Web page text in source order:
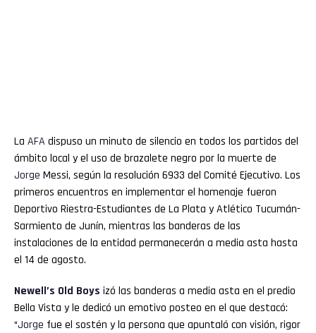
La AFA dispuso un minuto de silencio en todos los partidos del
ámbito local y el uso de brazalete negro por la muerte de
Jorge Messi, según la resolución 6933 del Comité Ejecutivo. Los
primeros encuentros en implementar el homenaje fueron
Deportivo Riestra-Estudiantes de La Plata y Atlético Tucumán-
Sarmiento de Junín, mientras las banderas de las
instalaciones de la entidad permanecerán a media asta hasta
el 14 de agosto.
Newell’s Old Boys izó las banderas a media asta en el predio
Bella Vista y le dedicó un emotivo posteo en el que destacó:
“Jorge fue el sostén y la persona que apuntaló con visión, rigor